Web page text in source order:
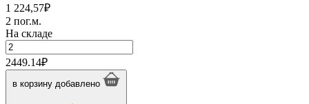
1 224,57₽
2 пог.м.
На складе
Количество
товара
Трубка
Термафлекс
2449.14₽
в корзину добавлено